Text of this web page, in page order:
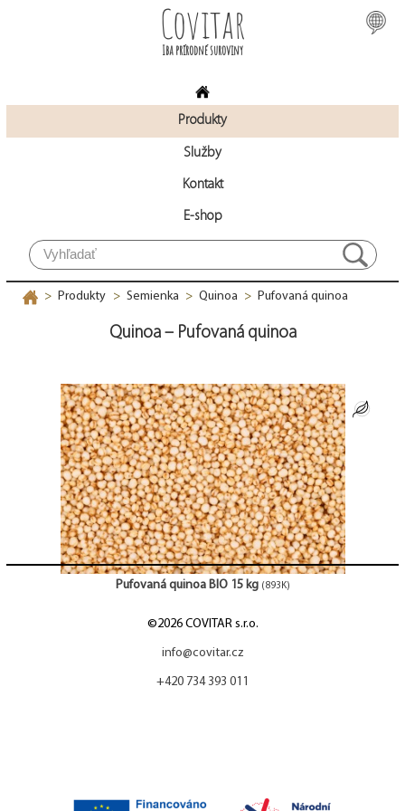
Covitar
Iba prírodné suroviny
Produkty
Služby
Kontakt
E-shop
> Produkty > Semienka > Quinoa > Pufovaná quinoa
Quinoa – Pufovaná quinoa
Pufovaná quinoa BIO 15 kg (893K)
©2026 COVITAR s.r.o.
info@covitar.cz
+420 734 393 011